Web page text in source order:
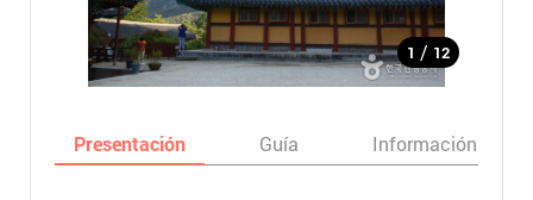
1 / 12
Presentación Guía Información